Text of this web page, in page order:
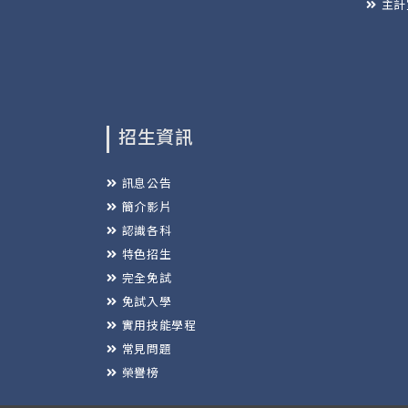
主
招生資訊
訊息公告
簡介影片
認識各科
特色招生
完全免試
免試入學
實用技能學程
常見問題
榮譽榜